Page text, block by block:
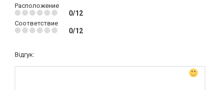
Расположение
0/12
Соответствие
0/12
Відгук: